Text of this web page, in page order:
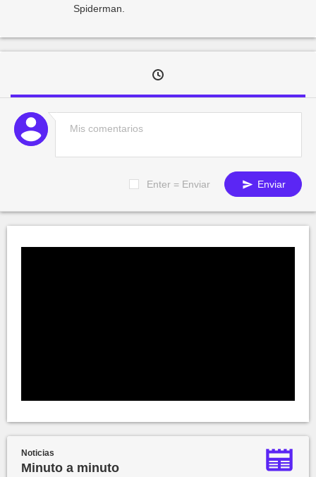
Spiderman.
Enter = Enviar Enviar
Noticias
Minuto a minuto